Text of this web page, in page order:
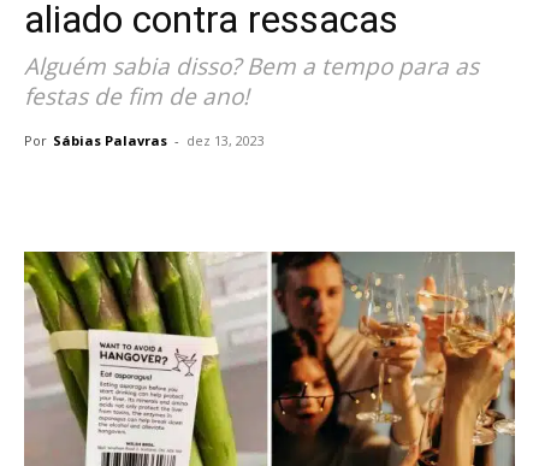
aliado contra ressacas
Alguém sabia disso? Bem a tempo para as
festas de fim de ano!
Por Sábias Palavras - dez 13, 2023